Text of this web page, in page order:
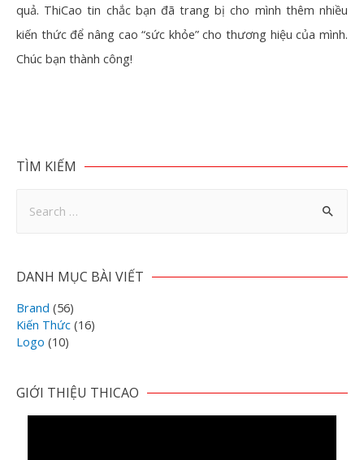
quả. ThiCao tin chắc bạn đã trang bị cho mình thêm nhiều
kiến thức để nâng cao “sức khỏe” cho thương hiệu của mình.
Chúc bạn thành công!
TÌM KIẾM
DANH MỤC BÀI VIẾT
Brand (56)
Kiến Thức (16)
Logo (10)
GIỚI THIỆU THICAO